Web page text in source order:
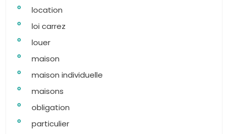
location
loi carrez
louer
maison
maison individuelle
maisons
obligation
particulier